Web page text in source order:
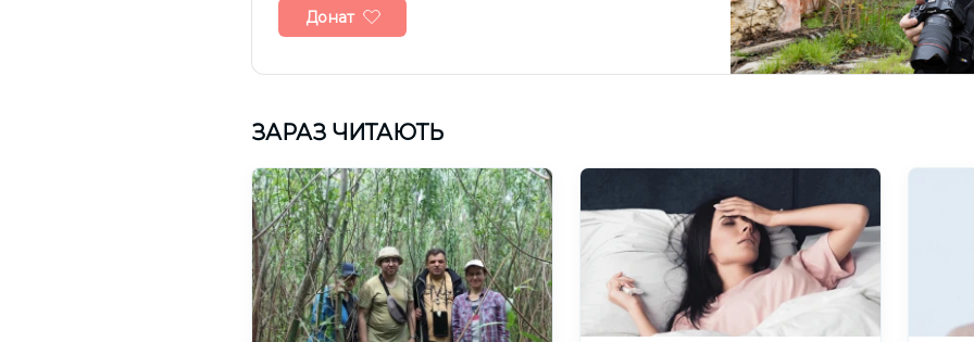
Донат
ЗАРАЗ ЧИТАЮТЬ